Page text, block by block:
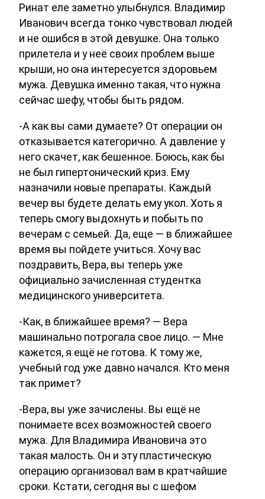
Ринат еле заметно улыбнулся. Владимир
Иванович всегда тонко чувствовал людей
и не ошибся в этой девушке. Она только
прилетела и у неё своих проблем выше
крыши, но она интересуется здоровьем
мужа. Девушка именно такая, что нужна
сейчас шефу, чтобы быть рядом.
-А как вы сами думаете? От операции он
отказывается категорично. А давление у
него скачет, как бешенное. Боюсь, как бы
не был гипертонический криз. Ему
назначили новые препараты. Каждый
вечер вы будете делать ему укол. Хоть я
теперь смогу выдохнуть и побыть по
вечерам с семьей. Да, еще — в ближайшее
время вы пойдете учиться. Хочу вас
поздравить, Вера, вы теперь уже
официально зачисленная студентка
медицинского университета.
-Как, в ближайшее время? — Вера
машинально потрогала свое лицо. — Мне
кажется, я ещё не готова. К тому же,
учебный год уже давно начался. Кто меня
так примет?
-Вера, вы уже зачислены. Вы ещё не
понимаете всех возможностей своего
мужа. Для Владимира Ивановича это
такая малость. Он и эту пластическую
операцию организовал вам в кратчайшие
сроки. Кстати, сегодня вы с шефом